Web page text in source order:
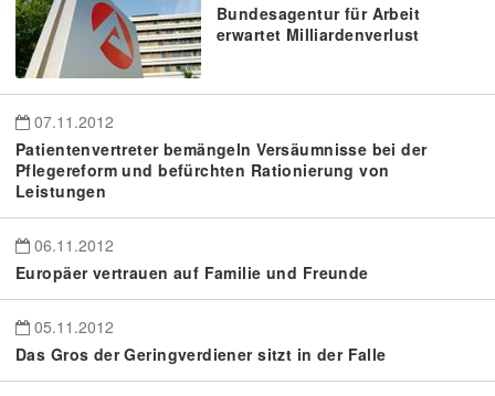
Bundesagentur für Arbeit
erwartet Milliardenverlust
07.11.2012
Patientenvertreter bemängeln Versäumnisse bei der
Pflegereform und befürchten Rationierung von
Leistungen
06.11.2012
Europäer vertrauen auf Familie und Freunde
05.11.2012
Das Gros der Geringverdiener sitzt in der Falle